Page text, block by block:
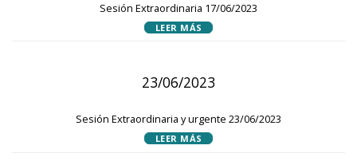
Sesión Extraordinaria 17/06/2023
LEER MÁS
23/06/2023
Sesión Extraordinaria y urgente 23/06/2023
LEER MÁS